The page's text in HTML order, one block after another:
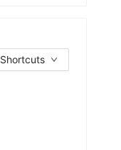
Shortcuts